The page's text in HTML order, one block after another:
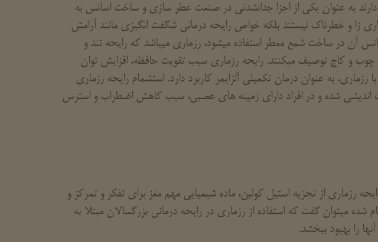
به عنوان یکی از اجزا جدانشدنی در صنعت عطر سازی و ساخت اسانس به
زا و خطرناک نیستند بلکه خواص رایحه درمانی شگفت انگیزی مانند آرامش
آن در ساخت شمع معطر استفاده میشود، رزماری میباشد که رایحه تند و
چوب و کاج توصیف میکنند. رایحه رزماری سبب تقویت حافظه، افزایش توان
رزماری، به عنوان درمان تکمیلی آلزایمر کاربرد دارد. استشمام رایحه رزماری
شده و در افراد دارای زمینه های عصبی، سبب کاهش اضطراب و استرس
رزماری از تجزیه استیل کولین، ماده شیمیایی مهم مغز برای تفکر و تمرکز و
میتوان گفت که استفاده از رزماری در رایحه درمانی بزرگسالان مبتلا به
را بهبود ببخشد.